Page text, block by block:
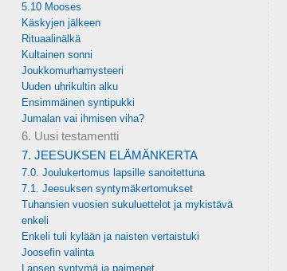
5.10 Mooses
Käskyjen jälkeen
Rituaalinälkä
Kultainen sonni
Joukkomurhamysteeri
Uuden uhrikultin alku
Ensimmäinen syntipukki
Jumalan vai ihmisen viha?
6. Uusi testamentti
7. JEESUKSEN ELÄMÄNKERTA
7.0. Joulukertomus lapsille sanoitettuna
7.1. Jeesuksen syntymäkertomukset
Tuhansien vuosien sukuluettelot ja mykistävä
enkeli
Enkeli tuli kylään ja naisten vertaistuki
Joosefin valinta
Lapsen syntymä ja paimenet